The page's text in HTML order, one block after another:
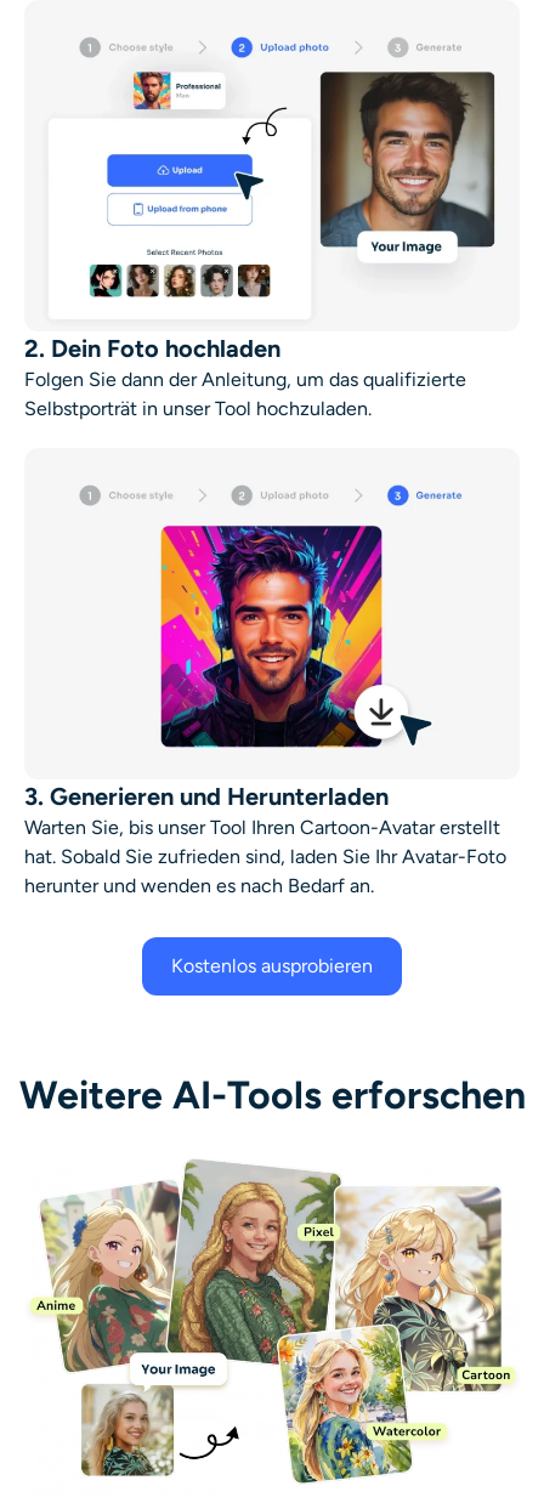
2. Dein Foto hochladen
Folgen Sie dann der Anleitung, um das qualifizierte
Selbstporträt in unser Tool hochzuladen.
3. Generieren und Herunterladen
Warten Sie, bis unser Tool Ihren Cartoon-Avatar erstellt
hat. Sobald Sie zufrieden sind, laden Sie Ihr Avatar-Foto
herunter und wenden es nach Bedarf an.
Kostenlos ausprobieren
Weitere AI-Tools erforschen